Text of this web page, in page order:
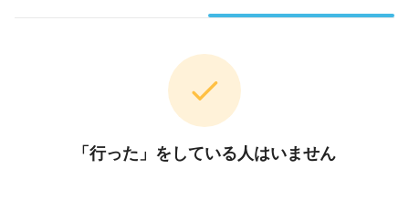
「行った」をしている人はいません